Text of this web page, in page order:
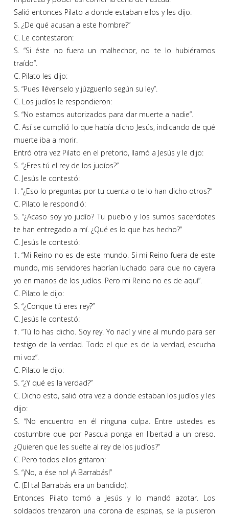
Salió entonces Pilato a donde estaban ellos y les dijo:
S. ¿De qué acusan a este hombre?”
C. Le contestaron:
S. “Si éste no fuera un malhechor, no te lo hubiéramos
traído”.
C. Pilato les dijo:
S. “Pues llévenselo y júzguenlo según su ley”.
C. Los judíos le respondieron:
S. “No estamos autorizados para dar muerte a nadie”.
C. Así se cumplió lo que había dicho Jesús, indicando de qué
muerte iba a morir.
Entró otra vez Pilato en el pretorio, llamó a Jesús y le dijo:
S. “¿Eres tú el rey de los judíos?”
C. Jesús le contestó:
†. “¿Eso lo preguntas por tu cuenta o te lo han dicho otros?”
C. Pilato le respondió:
S. “¿Acaso soy yo judío? Tu pueblo y los sumos sacerdotes
te han entregado a mí. ¿Qué es lo que has hecho?”
C. Jesús le contestó:
†. “Mi Reino no es de este mundo. Si mi Reino fuera de este
mundo, mis servidores habrían luchado para que no cayera
yo en manos de los judíos. Pero mi Reino no es de aquí”.
C. Pilato le dijo:
S. “¿Conque tú eres rey?”
C. Jesús le contestó:
†. “Tú lo has dicho. Soy rey. Yo nací y vine al mundo para ser
testigo de la verdad. Todo el que es de la verdad, escucha
mi voz”.
C. Pilato le dijo:
S. “¿Y qué es la verdad?”
C. Dicho esto, salió otra vez a donde estaban los judíos y les
dijo:
S. “No encuentro en él ninguna culpa. Entre ustedes es
costumbre que por Pascua ponga en libertad a un preso.
¿Quieren que les suelte al rey de los judíos?”
C. Pero todos ellos gritaron:
S. “¡No, a ése no! ¡A Barrabás!”
C. (El tal Barrabás era un bandido).
Entonces Pilato tomó a Jesús y lo mandó azotar. Los
soldados trenzaron una corona de espinas, se la pusieron